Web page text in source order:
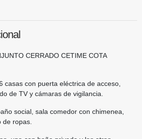
CERRADO CETIME COTA
casas con puerta eléctrica de acceso,
de TV y cámaras de vigilancia.
social, sala comedor con chimenea,
ropas.